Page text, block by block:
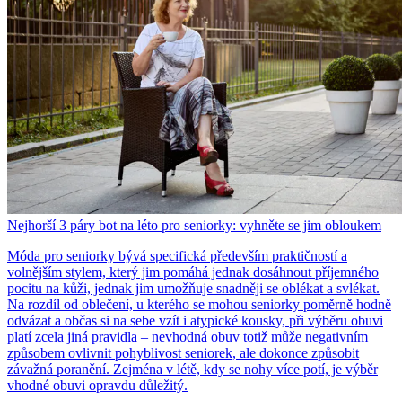
Nejhorší 3 páry bot na léto pro seniorky: vyhněte se jim obloukem
Móda pro seniorky bývá specifická především praktičností a
volnějším stylem, který jim pomáhá jednak dosáhnout příjemného
pocitu na kůži, jednak jim umožňuje snadněji se oblékat a svlékat.
Na rozdíl od oblečení, u kterého se mohou seniorky poměrně hodně
odvázat a občas si na sebe vzít i atypické kousky, při výběru obuvi
platí zcela jiná pravidla – nevhodná obuv totiž může negativním
způsobem ovlivnit pohyblivost seniorek, ale dokonce způsobit
závažná poranění. Zejména v létě, kdy se nohy více potí, je výběr
vhodné obuvi opravdu důležitý.